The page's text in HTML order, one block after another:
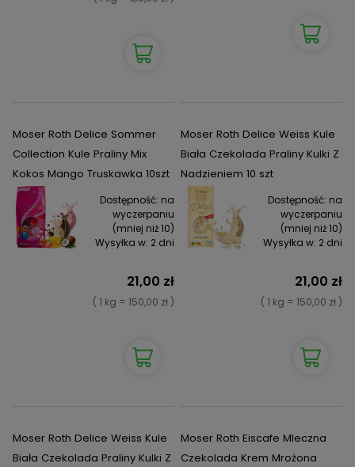
Moser Roth Delice Sommer
Collection Kule Praliny Mix
Kokos Mango Truskawka 10szt
Dostępność: na
wyczerpaniu
(mniej niż 10)
Wysyłka w: 2 dni
21,00 zł
( 1 kg = 150,00 zł )
Moser Roth Delice Weiss Kule
Biała Czekolada Praliny Kulki Z
Nadzieniem 10 szt
Dostępność: na
wyczerpaniu
(mniej niż 10)
Wysyłka w: 2 dni
21,00 zł
( 1 kg = 150,00 zł )
Moser Roth Delice Weiss Kule
Biała Czekolada Praliny Kulki Z
Moser Roth Eiscafe Mleczna
Czekolada Krem Mrożona